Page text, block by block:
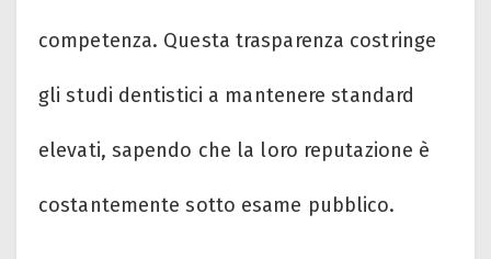
competenza. Questa trasparenza costringe
gli studi dentistici a mantenere standard
elevati, sapendo che la loro reputazione è
costantemente sotto esame pubblico.